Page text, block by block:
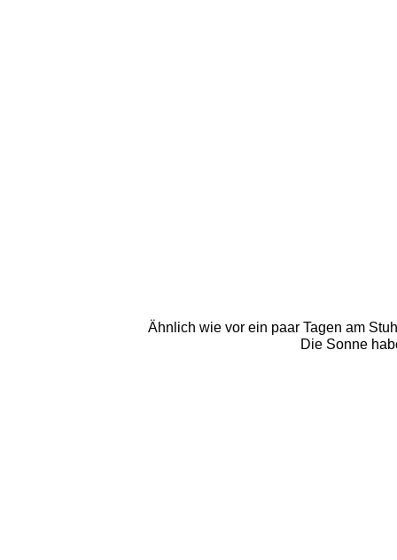
Ähnlich wie vor ein paar Tagen am
Die Sonne